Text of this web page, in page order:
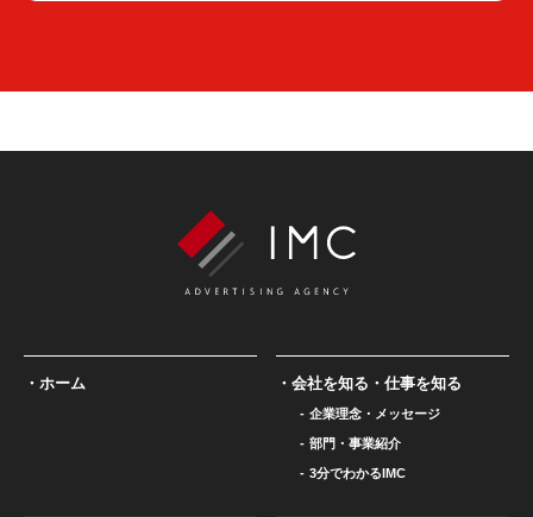
ホーム 会社を知る・仕事を知る
企業理念・メッセージ
部門・事業紹介
3分でわかるIMC